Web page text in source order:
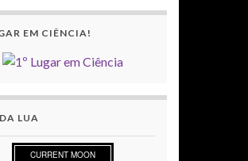
EM CIÊNCIA!
LUA